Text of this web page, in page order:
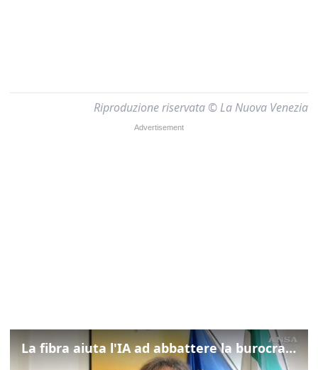
Riproduzione riservata © La Nuova Venezia
La fibra aiuta l'IA ad abbattere la burocrazia, progetto pilota in Veneto